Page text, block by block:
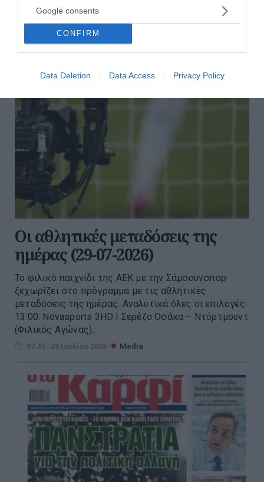
Google consents
CONFIRM
Data Deletion Data Access Privacy Policy
αθλητικές και οικονομικές εφημερίδες.
07:30 | 31 Ιουλίου 2026 Media
Οι αθλητικές μεταδόσεις της
ημέρας (29-07-2026)
Το φιλικό παιχνίδι της ΑΕΚ με την Σάμσουνσπορ
ξεχωρίζει στο πρόγραμμα με τις αθλητικές
μεταδόσεις της ημέρας. Αναλυτικά όλες οι επιλογές:
13:00: Novasports 3HD | Σερέζο Οσάκα – Ντόρτμουντ
(Φιλικός Αγώνας)...
07:45 | 29 Ιουλίου 2026 Media